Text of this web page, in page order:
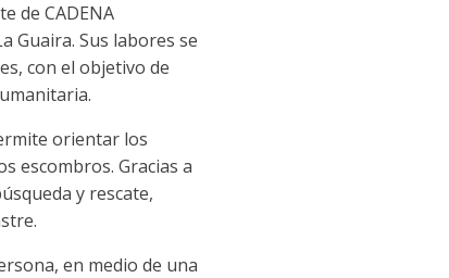
de CADENA
Guaira. Sus labores se
con el objetivo de
orientar los
escombros. Gracias a
y rescate,
en medio de una